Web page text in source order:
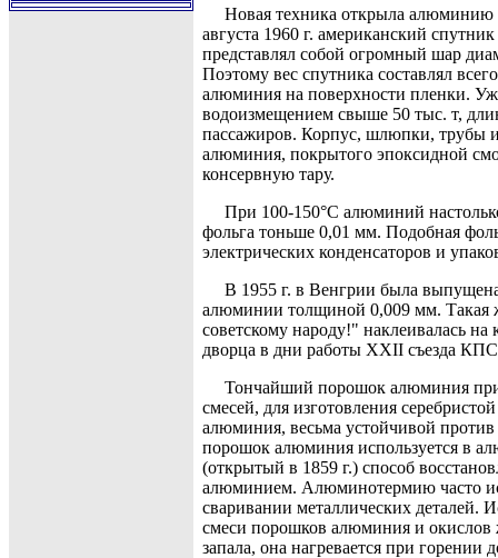
Новая техника открыла алюминию
августа 1960 г. американский
представлял собой огромный шар
Поэтому вес спутника составлял
алюминия на поверхности пленки.
водоизмещением свыше 50 тыс. т,
пассажиров. Корпус, шлюпки, трубы
алюминия, покрытого эпоксидной
консервную тару.
При 100-150°С алюминий
фольга тоньше 0,01 мм. Подобная
электрических конденсаторов и
В 1955 г. в Венгрии была выпущена
алюминии толщиной 0,009 мм.
советскому народу!" наклеивалась
дворца в дни работы XXII съезда
Тончайший порошок алюминия
смесей, для изготовления
алюминия, весьма устойчивой
порошок алюминия используется в
(открытый в 1859 г.) способ
алюминием. Алюминотермию часто
сваривании металлических деталей.
смеси порошков алюминия и
запала, она нагревается при горении